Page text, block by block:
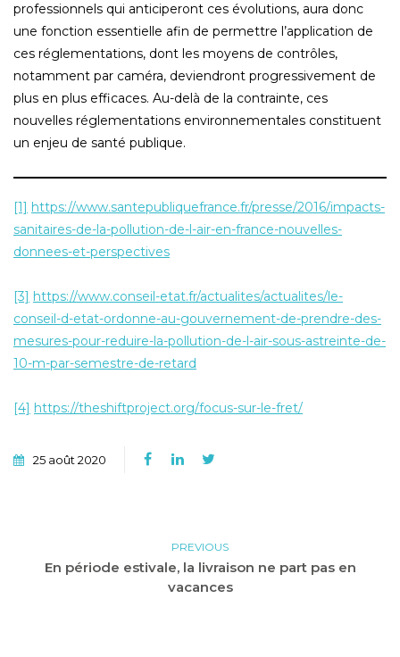
professionnels qui anticiperont ces évolutions, aura donc
une fonction essentielle afin de permettre l’application de
ces réglementations, dont les moyens de contrôles,
notamment par caméra, deviendront progressivement de
plus en plus efficaces. Au-delà de la contrainte, ces
nouvelles réglementations environnementales constituent
un enjeu de santé publique.
[1] https://www.santepubliquefrance.fr/presse/2016/impacts-
sanitaires-de-la-pollution-de-l-air-en-france-nouvelles-
donnees-et-perspectives
[3] https://www.conseil-etat.fr/actualites/actualites/le-
conseil-d-etat-ordonne-au-gouvernement-de-prendre-des-
mesures-pour-reduire-la-pollution-de-l-air-sous-astreinte-de-
10-m-par-semestre-de-retard
[4] https://theshiftproject.org/focus-sur-le-fret/
25 août 2020
PREVIOUS
En période estivale, la livraison ne part pas en
vacances